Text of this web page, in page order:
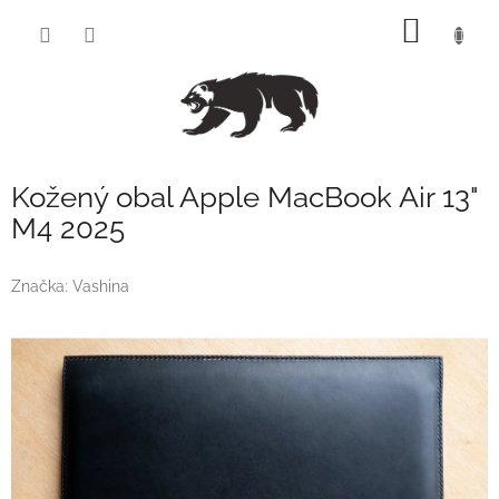
Kožený obal Apple MacBook Air 13"
M4 2025
Značka: Vashina